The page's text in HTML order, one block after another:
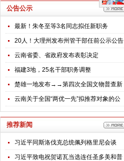
公告公示
最新！朱冬至等3名同志拟任新职务
20人！大理州发布州管干部任前公示公告
云南省委、省政府发布表彰决定
福建3地，25名干部职务调整
楚雄一地发布→→第四次全国文物普查新
发现不可移动文物名录公告
云南关于全国“两优一先”拟推荐对象的公
示
推荐新闻
习近平同斯洛伐克总统佩列格里尼会谈
习近平致电祝贺诺瓦当选连任圣多美和普